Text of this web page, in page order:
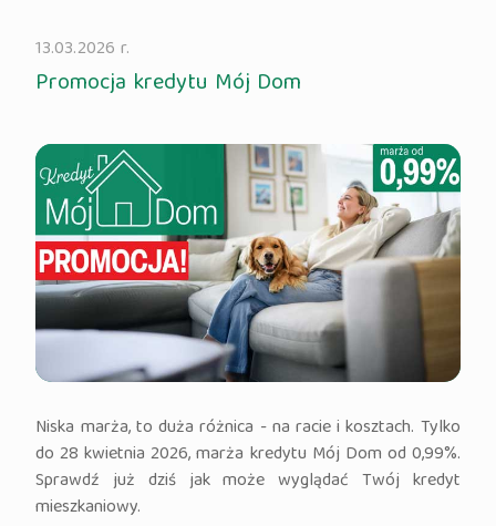
13.03.2026 r.
Promocja kredytu Mój Dom
Niska marża, to duża różnica - na racie i kosztach. Tylko
do 28 kwietnia 2026, marża kredytu Mój Dom od 0,99%.
Sprawdź już dziś jak może wyglądać Twój kredyt
mieszkaniowy.